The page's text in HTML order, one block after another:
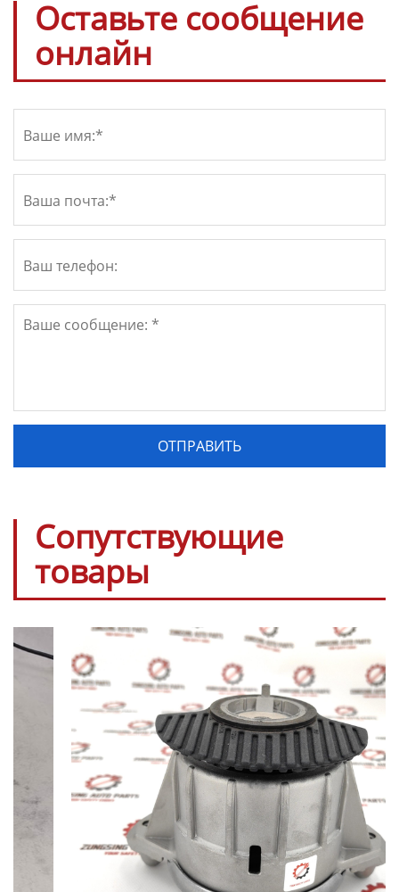
Оставьте сообщение
онлайн
Сопутствующие
товары